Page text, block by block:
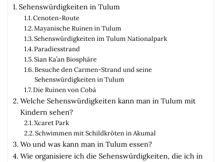
Sehenswürdigkeiten in Tulum
Cenoten-Route
Mayanische Ruinen in Tulum
Sehenswürdigkeiten im Tulum Nationalpark
Paradiesstrand
Sian Ka’an Biosphäre
Besuche den Carmen-Strand und seine
Sehenswürdigkeiten in Tulum
Die Ruinen von Cobá
Welche Sehenswürdigkeiten kann man in Tulum mit
Kindern sehen?
Xcaret Park
Schwimmen mit Schildkröten in Akumal
Wo und was kann man in Tulum essen?
Wie organisiere ich die Sehenswürdigkeiten, die ich in